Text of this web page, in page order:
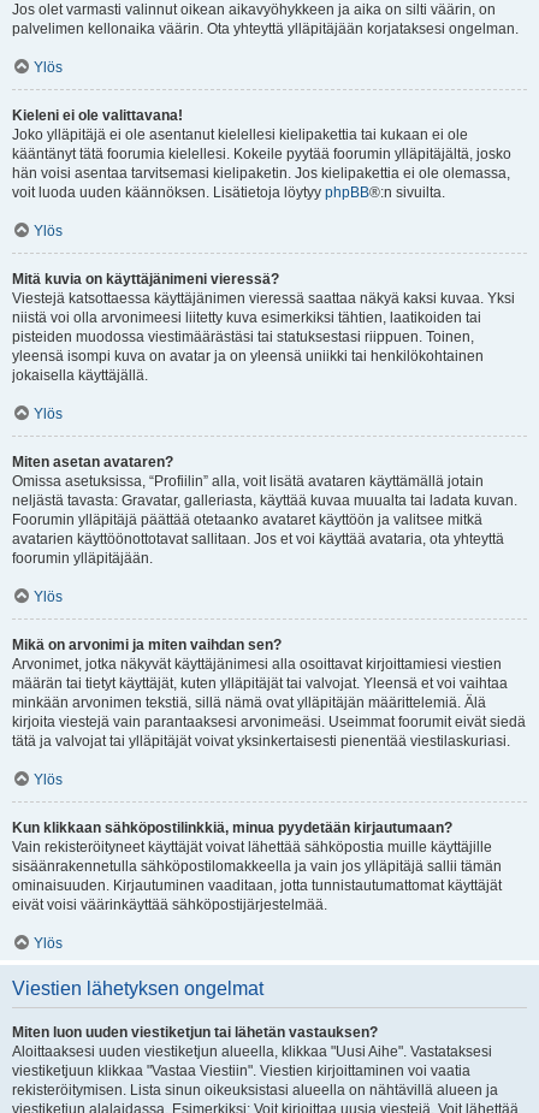
Jos olet varmasti valinnut oikean aikavyöhykkeen ja aika on silti väärin, on
palvelimen kellonaika väärin. Ota yhteyttä ylläpitäjään korjataksesi ongelman.
Ylös
Kieleni ei ole valittavana!
Joko ylläpitäjä ei ole asentanut kielellesi kielipakettia tai kukaan ei ole
kääntänyt tätä foorumia kielellesi. Kokeile pyytää foorumin ylläpitäjältä, josko
hän voisi asentaa tarvitsemasi kielipaketin. Jos kielipakettia ei ole olemassa,
voit luoda uuden käännöksen. Lisätietoja löytyy phpBB®:n sivuilta.
Ylös
Mitä kuvia on käyttäjänimeni vieressä?
Viestejä katsottaessa käyttäjänimen vieressä saattaa näkyä kaksi kuvaa. Yksi
niistä voi olla arvonimeesi liitetty kuva esimerkiksi tähtien, laatikoiden tai
pisteiden muodossa viestimäärästäsi tai statuksestasi riippuen. Toinen,
yleensä isompi kuva on avatar ja on yleensä uniikki tai henkilökohtainen
jokaisella käyttäjällä.
Ylös
Miten asetan avataren?
Omissa asetuksissa, “Profiilin” alla, voit lisätä avataren käyttämällä jotain
neljästä tavasta: Gravatar, galleriasta, käyttää kuvaa muualta tai ladata kuvan.
Foorumin ylläpitäjä päättää otetaanko avataret käyttöön ja valitsee mitkä
avatarien käyttöönottotavat sallitaan. Jos et voi käyttää avataria, ota yhteyttä
foorumin ylläpitäjään.
Ylös
Mikä on arvonimi ja miten vaihdan sen?
Arvonimet, jotka näkyvät käyttäjänimesi alla osoittavat kirjoittamiesi viestien
määrän tai tietyt käyttäjät, kuten ylläpitäjät tai valvojat. Yleensä et voi vaihtaa
minkään arvonimen tekstiä, sillä nämä ovat ylläpitäjän määrittelemiä. Älä
kirjoita viestejä vain parantaaksesi arvonimeäsi. Useimmat foorumit eivät siedä
tätä ja valvojat tai ylläpitäjät voivat yksinkertaisesti pienentää viestilaskuriasi.
Ylös
Kun klikkaan sähköpostilinkkiä, minua pyydetään kirjautumaan?
Vain rekisteröityneet käyttäjät voivat lähettää sähköpostia muille käyttäjille
sisäänrakennetulla sähköpostilomakkeella ja vain jos ylläpitäjä sallii tämän
ominaisuuden. Kirjautuminen vaaditaan, jotta tunnistautumattomat käyttäjät
eivät voisi väärinkäyttää sähköpostijärjestelmää.
Ylös
Viestien lähetyksen ongelmat
Miten luon uuden viestiketjun tai lähetän vastauksen?
Aloittaaksesi uuden viestiketjun alueella, klikkaa "Uusi Aihe". Vastataksesi
viestiketjuun klikkaa "Vastaa Viestiin". Viestien kirjoittaminen voi vaatia
rekisteröitymisen. Lista sinun oikeuksistasi alueella on nähtävillä alueen ja
viestiketjun alalaidassa. Esimerkiksi: Voit kirjoittaa uusia viestejä, Voit lähettää